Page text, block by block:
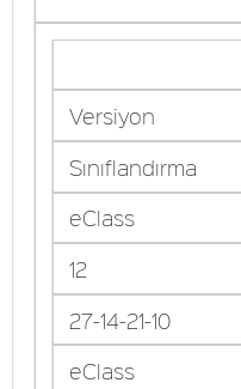
Versiyon
Sınıflandırma
eClass
12
27-14-21-10
eClass